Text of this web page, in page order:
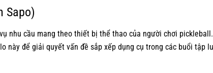
Sapo)
nhu cầu mang theo thiết bị thể thao của người chơi
để giải quyết vấn đề sắp xếp dụng cụ trong các buổi tập